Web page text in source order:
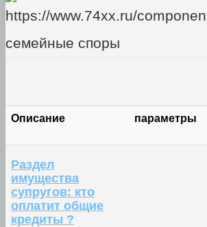
семейные споры
Описание параметры
Раздел
имущества
супругов: кто
оплатит общие
кредиты ?